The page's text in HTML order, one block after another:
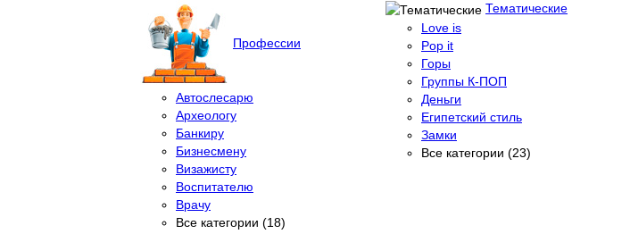
Профессии
Автослесарю
Археологу
Банкиру
Бизнесмену
Визажисту
Воспитателю
Врачу
Все категории (18)
Тематические
Love is
Pop it
Горы
Группы К-ПОП
Деньги
Египетский стиль
Замки
Все категории (23)